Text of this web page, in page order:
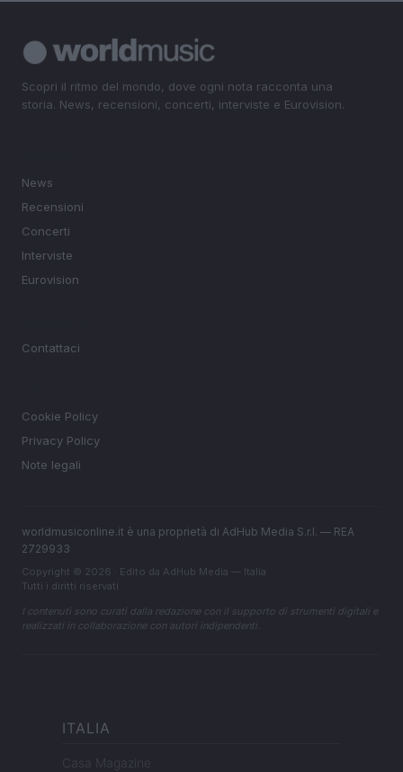
Scopri il ritmo del mondo, dove ogni nota racconta una
storia. News, recensioni, concerti, interviste e Eurovision.
News
Recensioni
Concerti
Interviste
Eurovision
Contattaci
Cookie Policy
Privacy Policy
Note legali
worldmusiconline.it è una proprietà di AdHub Media S.r.l. — REA
2729933
Copyright © 2026 · Edito da AdHub Media — Italia
Tutti i diritti riservati
I contenuti sono curati dalla redazione con il supporto di strumenti digitali e
realizzati in collaborazione con autori indipendenti.
ITALIA
Casa Magazine